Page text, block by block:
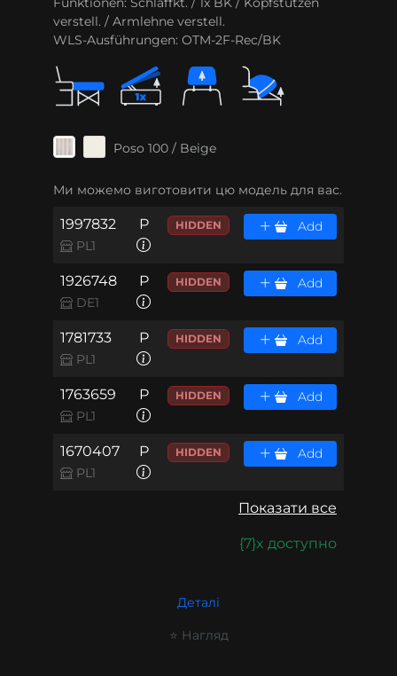
verstell. / Armlehne verstell.
WLS-Ausführungen: OTM-2F-Rec/BK
Poso 100 / Beige
Ми можемо виготовити цю модель для вас.
1997832
PL1
P HIDDEN Add
1926748
DE1
P HIDDEN Add
1781733
PL1
P HIDDEN Add
1763659
PL1
P HIDDEN Add
1670407
PL1
P HIDDEN Add
Показати все
{7}x доступно
Деталі
⭐ Нагляд